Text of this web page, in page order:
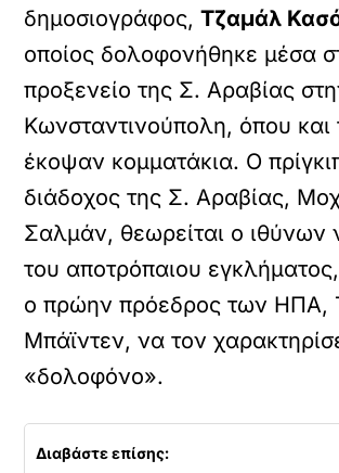
δημοσιογράφος,Τζαμάλ
οποίος δολοφονήθηκε μέσα
προξενείο της Σ. Αραβίας
Κωνσταντινούπολη, όπου
έκοψαν κομματάκια. Ο
διάδοχος της Σ. Αραβίας,
Σαλμάν, θεωρείται ο ιθύνων
του αποτρόπαιου
ο πρώην πρόεδρος των ΗΠΑ,
Μπάϊντεν, να τον
«δολοφόνο».
Διαβάστε επίσης: